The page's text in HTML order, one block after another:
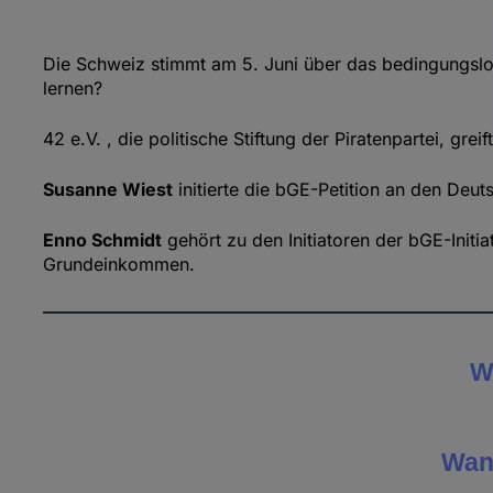
Die Schweiz stimmt am 5. Juni über das
lernen?
42 e.V. , die politische Stiftung der Piratenpartei,
Susanne Wiestinitierte die bGE-Petition an den
Enno Schmidtgehört zu den Initiatoren der bGE-
Grundeinkommen.